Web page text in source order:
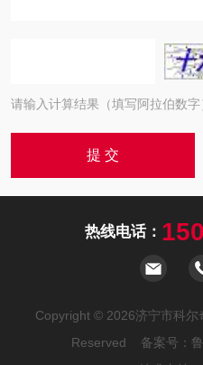
请输入计算结果（填写阿拉伯数
热线电话：
Copyright © 2026济宁市科尔
Reserved 备案号：